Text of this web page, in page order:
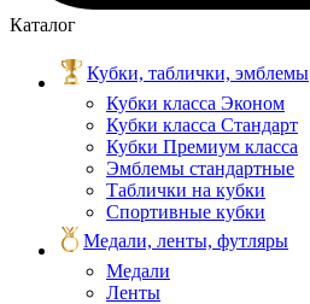
Каталог
Кубки, таблички, эмблемы
Кубки класса Эконом
Кубки класса Стандарт
Кубки Премиум класса
Эмблемы стандартные
Таблички на кубки
Спортивные кубки
Медали, ленты, футляры
Медали
Ленты